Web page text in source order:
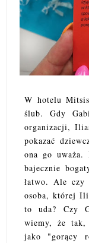
W hotelu
ślub. Gdy
organizacji,
pokazać
ona go
bajecznie
łatwo. Ale czy
osoba, której
to uda? Czy
wiemy, że tak,
jako "gorący